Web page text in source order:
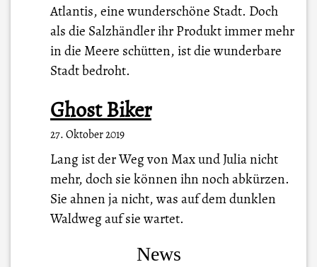
Atlantis, eine wunderschöne Stadt. Doch
als die Salzhändler ihr Produkt immer mehr
in die Meere schütten, ist die wunderbare
Stadt bedroht.
Ghost Biker
27. Oktober 2019
Lang ist der Weg von Max und Julia nicht
mehr, doch sie können ihn noch abkürzen.
Sie ahnen ja nicht, was auf dem dunklen
Waldweg auf sie wartet.
News